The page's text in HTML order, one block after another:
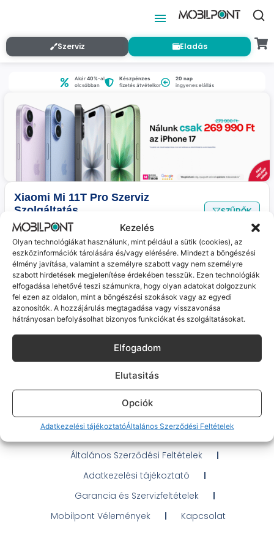
Kezelés
Olyan technológiákat használunk, mint például a sütik (cookies), az
eszközinformációk tárolására és/vagy elérésére. Mindezt a böngészési
élmény javítása, valamint a személyre szabott vagy nem személyre
szabott hirdetések megjelenítése érdekében tesszük. Ezen technológiák
elfogadása lehetővé teszi számunkra, hogy olyan adatokat dolgozzunk
fel ezen az oldalon, mint a böngészési szokások vagy az egyedi
azonosítók. A hozzájárulás megtagadása vagy visszavonása
hátrányosan befolyásolhat bizonyos funkciókat és szolgáltatásokat.
Elfogadom
Elutasitás
Opciók
Adatkezelési tájékoztatóÁltalános Szerződési Feltételek
Szerviz Eladás
Akár40%-al
olcsóbban
Készpénzes
fizetés átvételkor
20 nap
ingyenes elállás
Xiaomi Mi 11T Pro Szerviz
Szolgáltatás
Nincs találata megadott szűrőkkel.
SZŰRŐK
Jelenleg nincs ilyen termékünk :(
Gyakran Ismételt Kérdések
Elérhetőségeink
Probléma jelentés / Elállás
OTP Áruhitel Tájékoztató
Klarna fizetési tájékoztató
Általános Szerződési Feltételek
Adatkezelési tájékoztató
Garancia és Szervizfeltételek
Mobilpont Vélemények
Kapcsolat